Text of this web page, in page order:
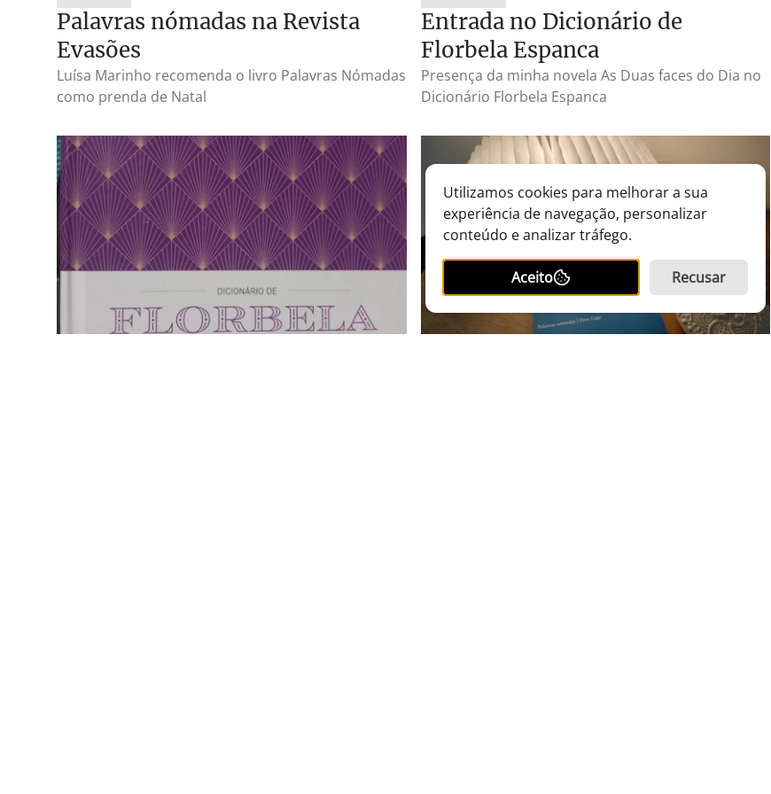
insistente, que faz da poesia de Dora Gago um
lugar de resistência e beleza.ª
Palavras nómadas na Revista
Evasões
Luísa Marinho recomenda o livro Palavras Nómadas
como prenda de Natal
Entrada no Dicionário de
Florbela Espanca
Presença da minha novela As Duas faces do Dia no
Dicionário Florbela Espanca
Utilizamos cookies para melhorar a sua
experiência de navegação, personalizar
conteúdo e analizar tráfego.
Aceito Recusar